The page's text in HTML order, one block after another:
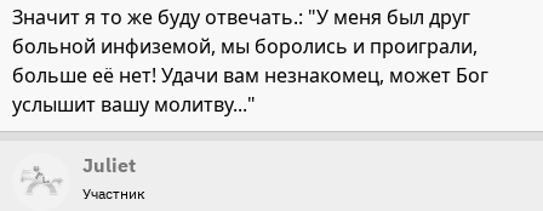
Значит я то же буду отвечать.: "У меня был друг
больной инфиземой, мы боролись и проиграли,
больше её нет! Удачи вам незнакомец, может Бог
услышит вашу молитву..."
Juliet
Участник